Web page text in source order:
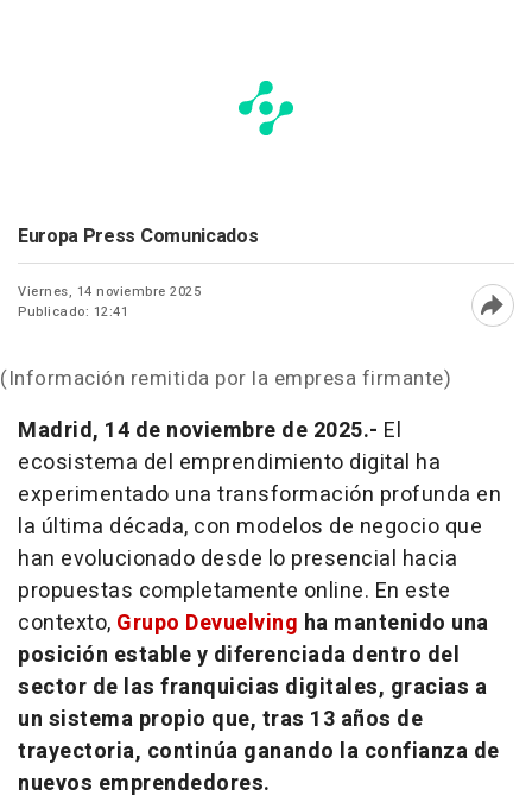
Europa Press Comunicados
Viernes, 14 noviembre 2025
Publicado: 12:41
(Información remitida por la empresa firmante)
Madrid, 14 de noviembre de 2025.- El
ecosistema del emprendimiento digital ha
experimentado una transformación profunda en
la última década, con modelos de negocio que
han evolucionado desde lo presencial hacia
propuestas completamente online. En este
contexto, Grupo Devuelving ha mantenido una
posición estable y diferenciada dentro del
sector de las franquicias digitales, gracias a
un sistema propio que, tras 13 años de
trayectoria, continúa ganando la confianza de
nuevos emprendedores.